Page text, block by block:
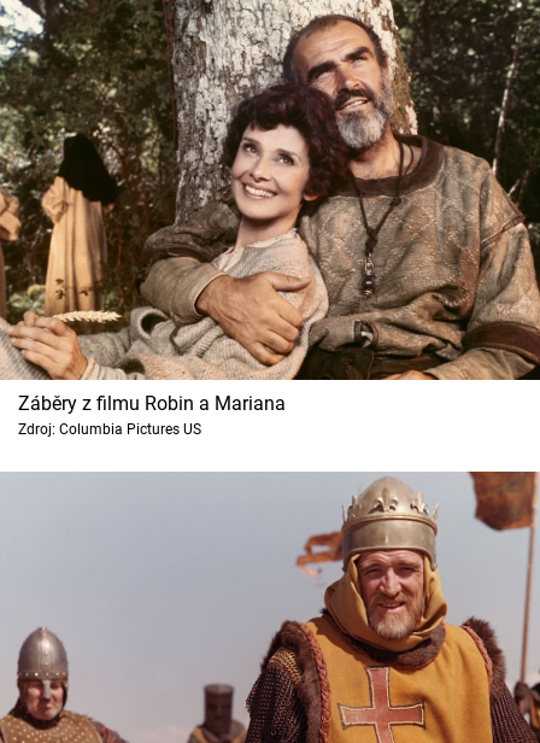
Záběry z filmu Robin a Mariana
Zdroj: Columbia Pictures US